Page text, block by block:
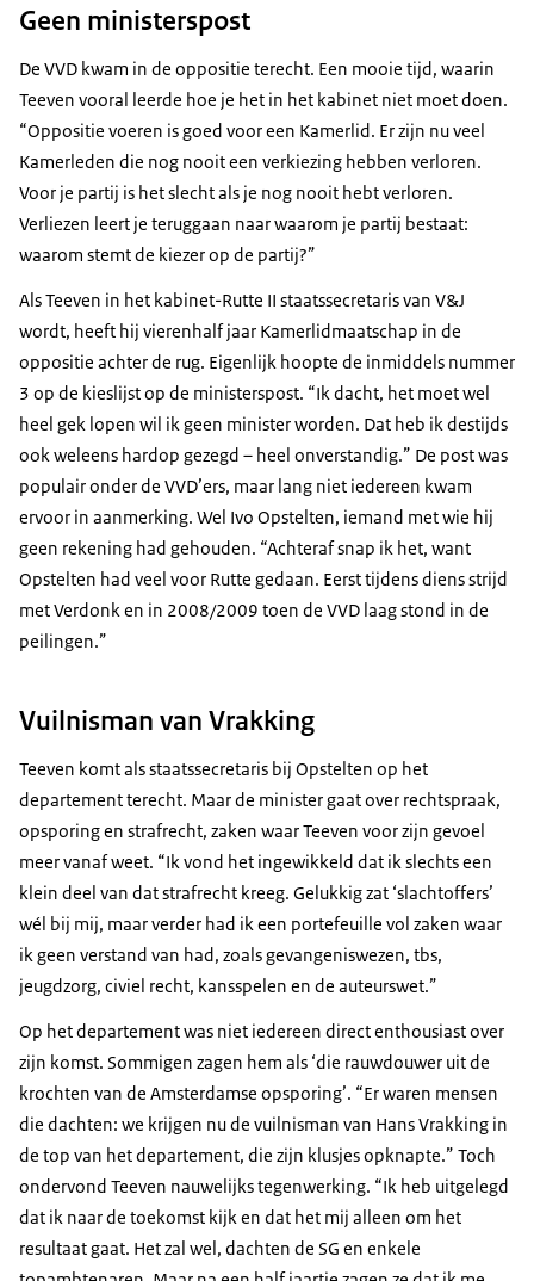
Geen ministerspost
De VVD kwam in de oppositie terecht. Een mooie tijd, waarin
Teeven vooral leerde hoe je het in het kabinet niet moet doen.
“Oppositie voeren is goed voor een Kamerlid. Er zijn nu veel
Kamerleden die nog nooit een verkiezing hebben verloren.
Voor je partij is het slecht als je nog nooit hebt verloren.
Verliezen leert je teruggaan naar waarom je partij bestaat:
waarom stemt de kiezer op de partij?”
Als Teeven in het kabinet-Rutte II staatssecretaris van V&J
wordt, heeft hij vierenhalf jaar Kamerlidmaatschap in de
oppositie achter de rug. Eigenlijk hoopte de inmiddels nummer
3 op de kieslijst op de ministerspost. “Ik dacht, het moet wel
heel gek lopen wil ik geen minister worden. Dat heb ik destijds
ook weleens hardop gezegd – heel onverstandig.” De post was
populair onder de VVD’ers, maar lang niet iedereen kwam
ervoor in aanmerking. Wel Ivo Opstelten, iemand met wie hij
geen rekening had gehouden. “Achteraf snap ik het, want
Opstelten had veel voor Rutte gedaan. Eerst tijdens diens strijd
met Verdonk en in 2008/2009 toen de VVD laag stond in de
peilingen.”
Vuilnisman van Vrakking
Teeven komt als staatssecretaris bij Opstelten op het
departement terecht. Maar de minister gaat over rechtspraak,
opsporing en strafrecht, zaken waar Teeven voor zijn gevoel
meer vanaf weet. “Ik vond het ingewikkeld dat ik slechts een
klein deel van dat strafrecht kreeg. Gelukkig zat ‘slachtoffers’
wél bij mij, maar verder had ik een portefeuille vol zaken waar
ik geen verstand van had, zoals gevangeniswezen, tbs,
jeugdzorg, civiel recht, kansspelen en de auteurswet.”
Op het departement was niet iedereen direct enthousiast over
zijn komst. Sommigen zagen hem als ‘die rauwdouwer uit de
krochten van de Amsterdamse opsporing’. “Er waren mensen
die dachten: we krijgen nu de vuilnisman van Hans Vrakking in
de top van het departement, die zijn klusjes opknapte.” Toch
ondervond Teeven nauwelijks tegenwerking. “Ik heb uitgelegd
dat ik naar de toekomst kijk en dat het mij alleen om het
resultaat gaat. Het zal wel, dachten de SG en enkele